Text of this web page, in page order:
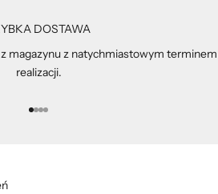
DOSTAWA
magazynu z natychmiastowym terminem
realizacji.
Przejdź do 1
Przejdź do 2
Przejdź do 3
Przejdź do 4